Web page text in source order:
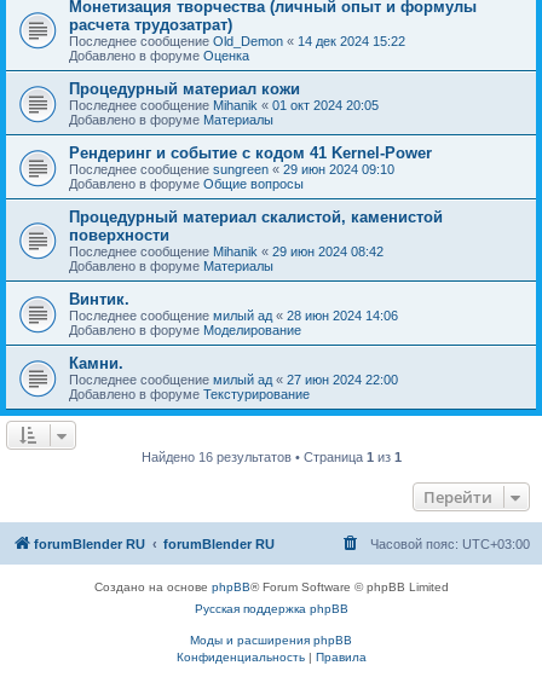
Монетизация творчества (личный опыт и формулы
расчета трудозатрат)
Последнее сообщение Old_Demon « 14 дек 2024 15:22
Добавлено в форуме Оценка
Процедурный материал кожи
Последнее сообщение Mihanik « 01 окт 2024 20:05
Добавлено в форуме Материалы
Рендеринг и событие с кодом 41 Kernel-Power
Последнее сообщение sungreen « 29 июн 2024 09:10
Добавлено в форуме Общие вопросы
Процедурный материал скалистой, каменистой
поверхности
Последнее сообщение Mihanik « 29 июн 2024 08:42
Добавлено в форуме Материалы
Винтик.
Последнее сообщение милый ад « 28 июн 2024 14:06
Добавлено в форуме Моделирование
Камни.
Последнее сообщение милый ад « 27 июн 2024 22:00
Добавлено в форуме Текстурирование
Найдено 16 результатов • Страница 1 из 1
Перейти
forumBlender RU forumBlender RU Часовой пояс: UTC+03:00
Создано на основе phpBB® Forum Software © phpBB Limited
Русская поддержка phpBB
Моды и расширения phpBB
Конфиденциальность| Правила